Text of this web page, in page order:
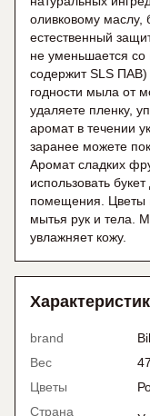
оливковому маслу,
естественный
не уменьшается
содержит SLS ПАВ)
годности мыла от
удаляете пленку,
аромат в течении
заранее можете
Аромат сладких
использовать
помещения. Цветы
мытья рук и тела.
увлажняет кожу.
brand
Вес
Цветы
Страна